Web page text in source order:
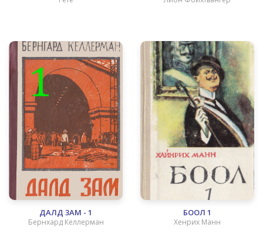
ДАЛД 3АМ - 1
Бернхард Келлерман
БООЛ 1
Хенрих Манн